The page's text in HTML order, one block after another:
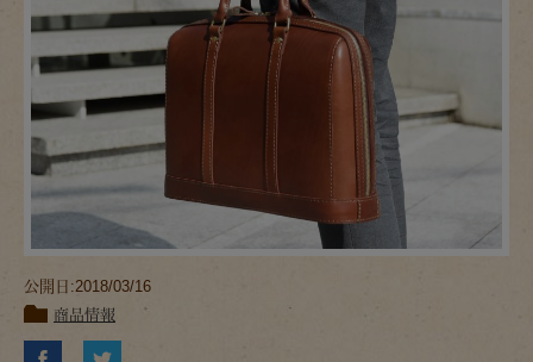
公開日:2018/03/16
商品情報